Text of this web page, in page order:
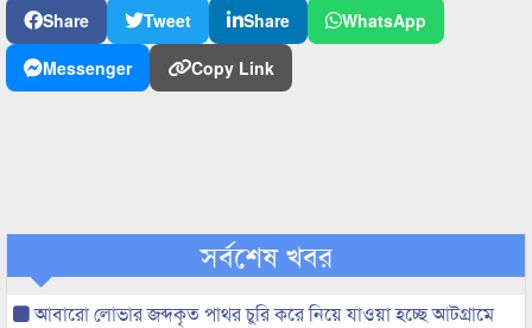
Share Tweet Share
WhatsApp
Messenger
Copy Link
সর্বশেষ খবর
আবারো লোভার জব্দকৃত পাথর চুরি করে নিয়ে যাওয়া হচ্ছে আটগ্রামে